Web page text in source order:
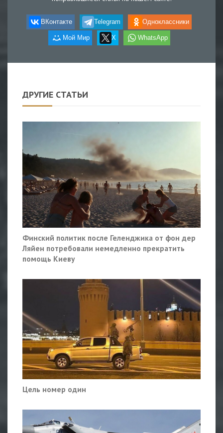
ВКонтакте Telegram Одноклассники
Мой Мир X WhatsApp
ДРУГИЕ СТАТЬИ
Финский политик после Геленджика от фон дер
Ляйен потребовали немедленно прекратить
помощь Киеву
Цель номер один